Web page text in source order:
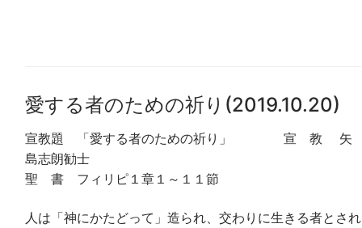
愛する者のための祈り(2019.10.20)
宣教題 「愛する者のための祈り」 宣 教 矢
島志朗勧士
聖 書 フィリピ１章１～１１節
人は「神にかたどって」造られ、交わりに生きる者とされ